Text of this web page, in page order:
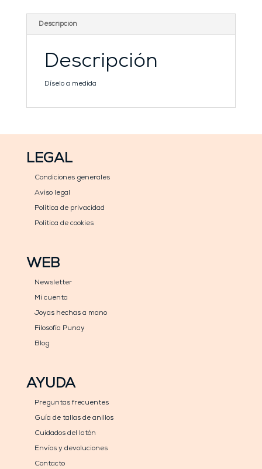
Descripción
Descripción
Díselo a medida
LEGAL
Condiciones generales
Aviso legal
Política de privacidad
Política de cookies
WEB
Newsletter
Mi cuenta
Joyas hechas a mano
Filosofía Punay
Blog
AYUDA
Preguntas frecuentes
Guía de tallas de anillos
Cuidados del latón
Envíos y devoluciones
Contacto